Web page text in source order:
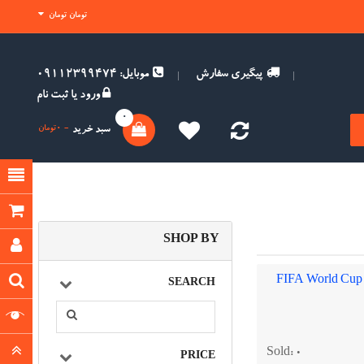
تومان تومان
پیگیری سفارش
موبایل: 09112399474
ورود یا ثبت نام
سبد خرید
0
- 0تومان
Sold: 0
بازی اورجینال 24 The Game PS2
(0)
1تومان
Available: 100
SHOP BY
SEARCH
PRICE